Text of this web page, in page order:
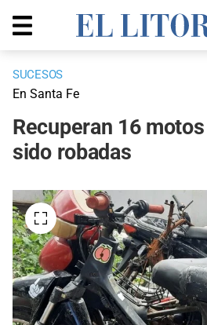
SUCESOS
En Santa Fe
Recuperan 16
sido robadas